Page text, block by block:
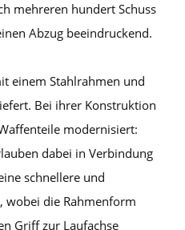
mehreren hundert Schuss
Abzug beeindruckend.
einem Stahlrahmen und
Bei ihrer Konstruktion
modernisiert:
dabei in Verbindung
schnellere und
wobei die Rahmenform
Griff zur Laufachse